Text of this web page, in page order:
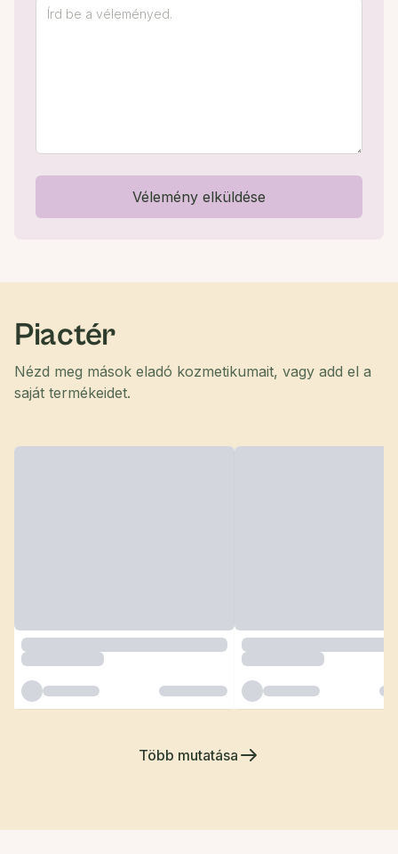
Vélemény elküldése
Piactér
Nézd meg mások eladó kozmetikumait, vagy add el a
saját termékeidet.
Több mutatása